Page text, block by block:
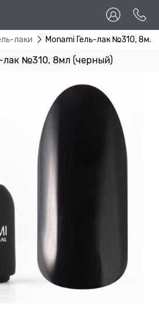
лаки Monami Гель-лак №310, 8мл
лак №310, 8мл (черный)